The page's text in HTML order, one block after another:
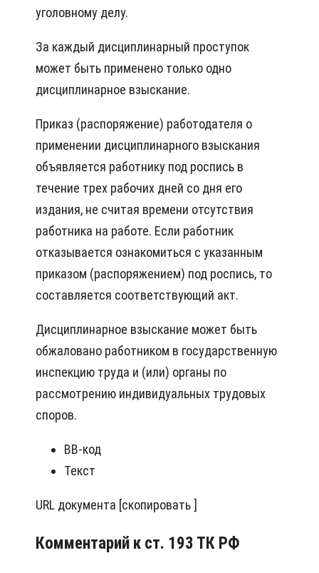
уголовному делу.
За каждый дисциплинарный проступок
может быть применено только одно
дисциплинарное взыскание.
Приказ (распоряжение) работодателя о
применении дисциплинарного взыскания
объявляется работнику под роспись в
течение трех рабочих дней со дня его
издания, не считая времени отсутствия
работника на работе. Если работник
отказывается ознакомиться с указанным
приказом (распоряжением) под роспись, то
составляется соответствующий акт.
Дисциплинарное взыскание может быть
обжаловано работником в государственную
инспекцию труда и (или) органы по
рассмотрению индивидуальных трудовых
споров.
BB-код
Текст
URL документа [скопировать ]
Комментарий к ст. 193 ТК РФ